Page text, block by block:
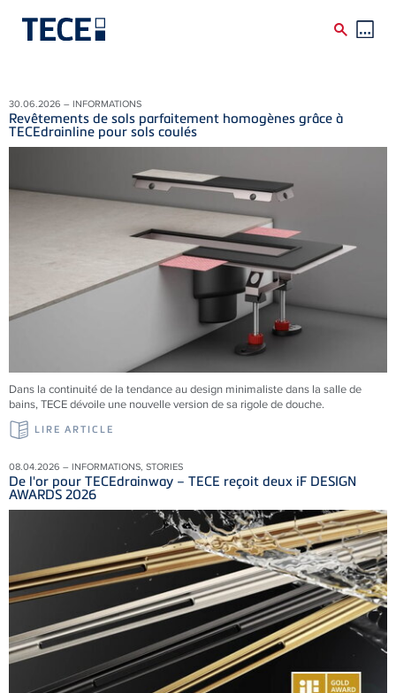
30.06.2026 – INFORMATIONS
Revêtements de sols parfaitement homogènes grâce à
TECEdrainline pour sols coulés
Dans la continuité de la tendance au design minimaliste dans la salle de
bains, TECE dévoile une nouvelle version de sa rigole de douche.
LIRE ARTICLE
08.04.2026 – INFORMATIONS, STORIES
De l'or pour TECEdrainway – TECE reçoit deux iF DESIGN
AWARDS 2026